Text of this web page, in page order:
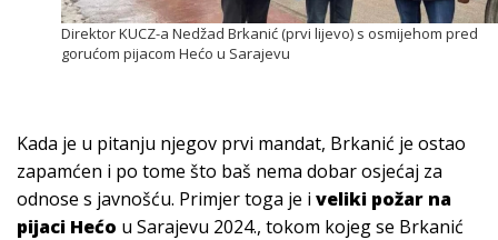
Direktor KUCZ-a Nedžad Brkanić (prvi lijevo) s osmijehom pred
gorućom pijacom Hećo u Sarajevu
Kada je u pitanju njegov prvi mandat, Brkanić je ostao
zapamćen i po tome što baš nema dobar osjećaj za
odnose s javnošću. Primjer toga je i veliki požar na
pijaci Hećo u Sarajevu 2024., tokom kojeg se Brkanić